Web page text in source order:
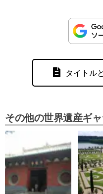
タイトル
その他の世界遺産ギ